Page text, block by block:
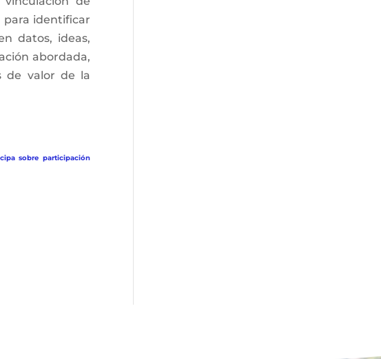
para identificar
datos, ideas,
abordada,
de valor de la
sobre participación